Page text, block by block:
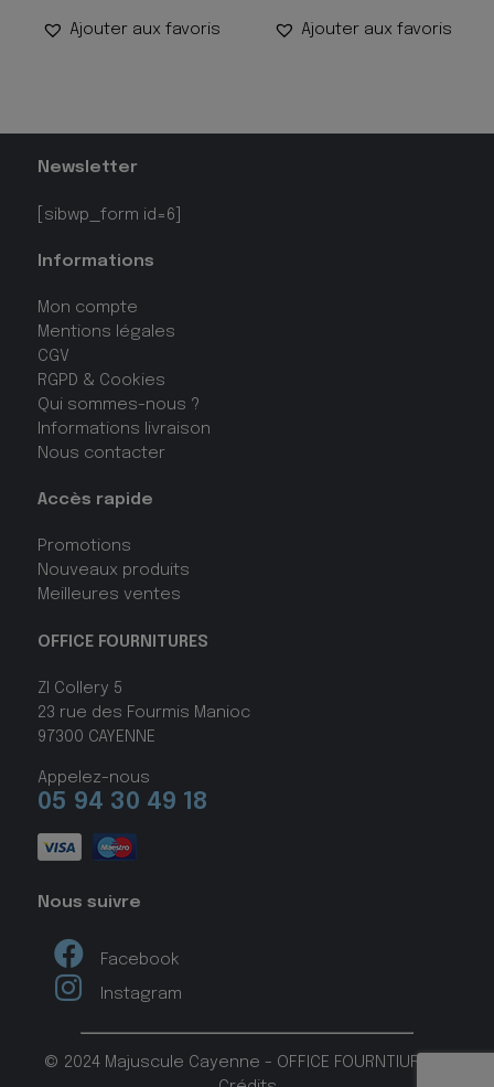
Ajouter aux favoris Ajouter aux favoris
Newsletter
[sibwp_form id=6]
Informations
Mon compte
Mentions légales
CGV
RGPD & Cookies
Qui sommes-nous ?
Informations livraison
Nous contacter
Accès rapide
Promotions
Nouveaux produits
Meilleures ventes
OFFICE FOURNITURES
ZI Collery 5
23 rue des Fourmis Manioc
97300 CAYENNE
Appelez-nous
05 94 30 49 18
Nous suivre
Facebook
Instagram
© 2024 Majuscule Cayenne - OFFICE FOURNTIURES -